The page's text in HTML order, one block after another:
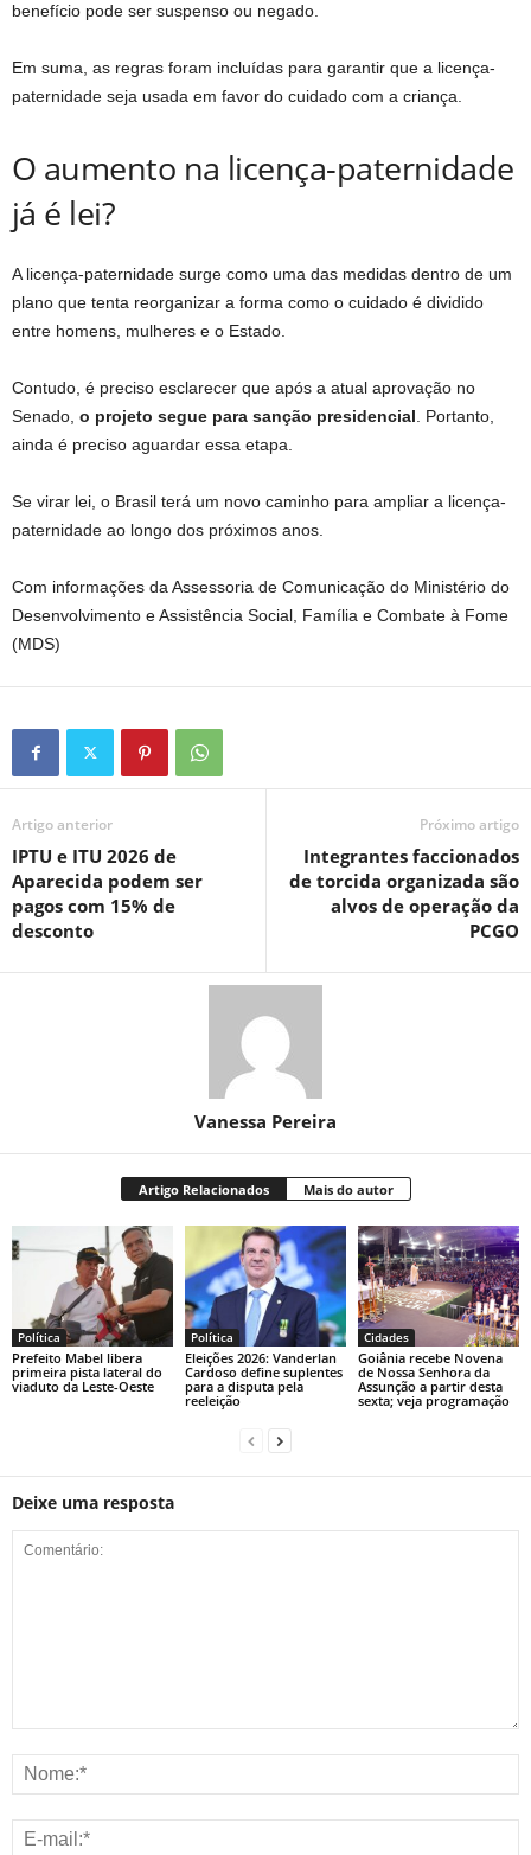
benefício pode ser suspenso ou negado.
Em suma, as regras foram incluídas para garantir que a licença-
paternidade seja usada em favor do cuidado com a criança.
O aumento na licença-paternidade
já é lei?
A licença-paternidade surge como uma das medidas dentro de um
plano que tenta reorganizar a forma como o cuidado é dividido
entre homens, mulheres e o Estado.
Contudo, é preciso esclarecer que após a atual aprovação no
Senado, o projeto segue para sanção presidencial. Portanto,
ainda é preciso aguardar essa etapa.
Se virar lei, o Brasil terá um novo caminho para ampliar a licença-
paternidade ao longo dos próximos anos.
Com informações da Assessoria de Comunicação do Ministério do
Desenvolvimento e Assistência Social, Família e Combate à Fome
(MDS)
Artigo anterior
IPTU e ITU 2026 de
Aparecida podem ser
pagos com 15% de
desconto
Próximo artigo
Integrantes faccionados
de torcida organizada são
alvos de operação da
PCGO
Vanessa Pereira
Artigo Relacionados Mais do autor
Política
Prefeito Mabel libera
primeira pista lateral do
viaduto da Leste-Oeste
Política
Eleições 2026: Vanderlan
Cardoso define suplentes
para a disputa pela
reeleição
Cidades
Goiânia recebe Novena
de Nossa Senhora da
Assunção a partir desta
sexta; veja programação
Deixe uma resposta